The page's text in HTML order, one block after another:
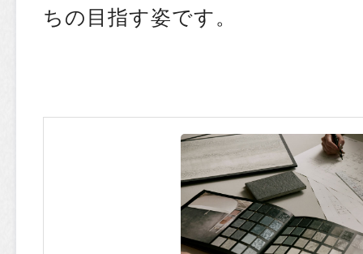
ちの目指す姿です。